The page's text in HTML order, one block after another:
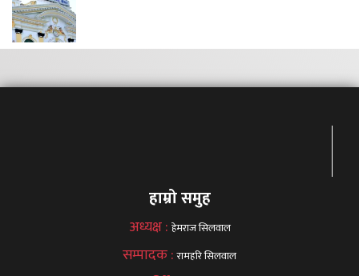
हाम्रो समुह
अध्यक्ष : हेमराज सिलवाल
सम्पादक :रामहरि सिलवाल